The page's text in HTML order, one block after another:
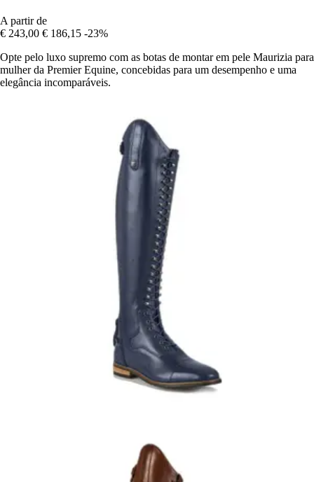
A partir de
€ 243,00 € 186,15 -23%
Opte pelo luxo supremo com as botas de montar em pele Maurizia para
mulher da Premier Equine, concebidas para um desempenho e uma
elegância incomparáveis.